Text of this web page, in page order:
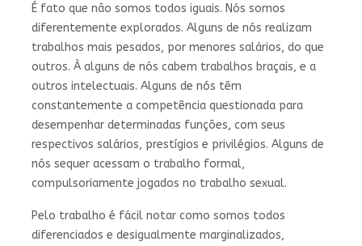
É fato que não somos todos iguais. Nós somos
diferentemente explorados. Alguns de nós realizam
trabalhos mais pesados, por menores salários, do que
outros. À alguns de nós cabem trabalhos braçais, e a
outros intelectuais. Alguns de nós têm
constantemente a competência questionada para
desempenhar determinadas funções, com seus
respectivos salários, prestígios e privilégios. Alguns de
nós sequer acessam o trabalho formal,
compulsoriamente jogados no trabalho sexual.
Pelo trabalho é fácil notar como somos todos
diferenciados e desigualmente marginalizados,